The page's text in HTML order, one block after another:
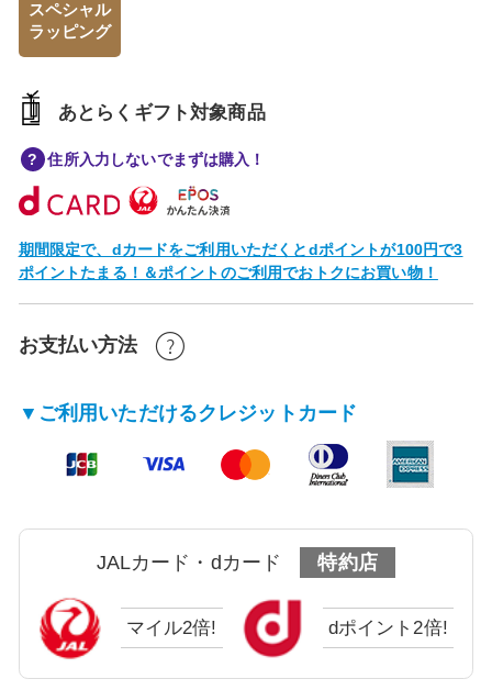
スペシャル
ラッピング
あとらくギフト対象商品
住所入力しないでまずは購入！
期間限定で、dカードをご利用いただくとdポイントが100円で3
ポイントたまる！＆ポイントのご利用でおトクにお買い物！
お支払い方法
▼ご利用いただけるクレジットカード
JALカード・dカード 特約店
マイル2倍! dポイント2倍!